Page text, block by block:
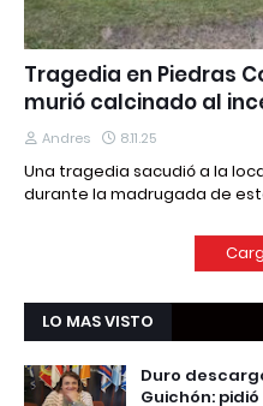
Tragedia en Piedras
murió calcinado al
Andres 8.11.25
Una tragedia sacudió a la
durante la madrugada de
LO MAS VISTO
Duro
Guichón: